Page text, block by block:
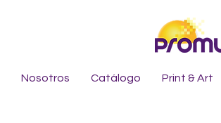
Nosotros Catálogo Print & Art